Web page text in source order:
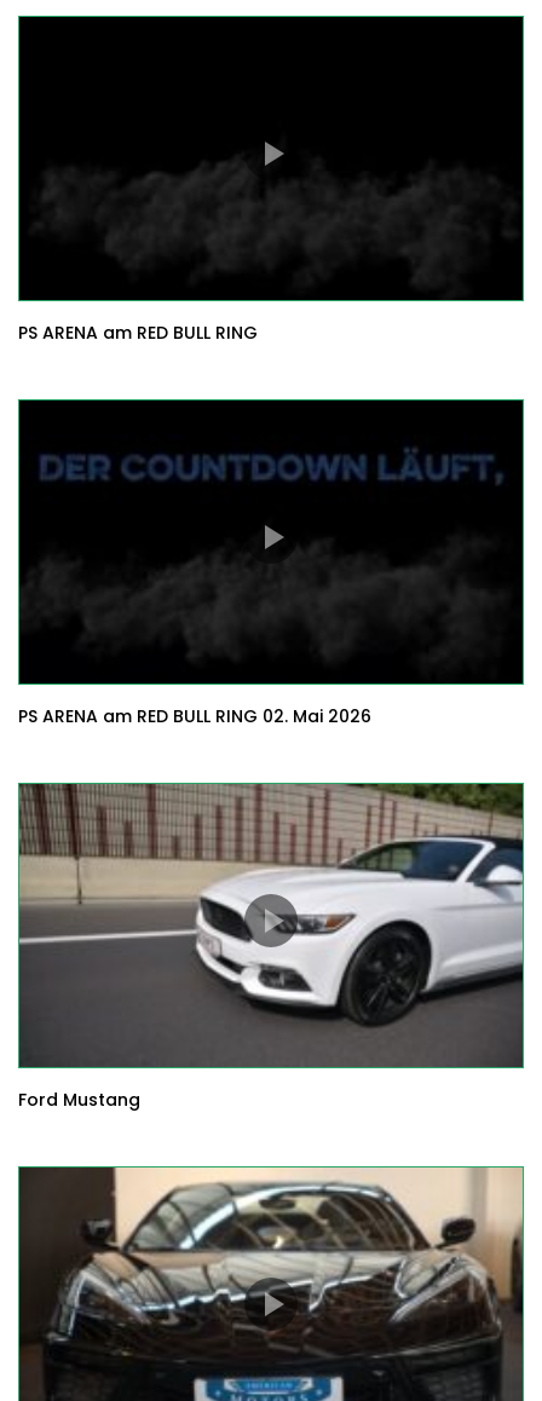
PS ARENA am RED BULL RING
PS ARENA am RED BULL RING 02. Mai 2026
Ford Mustang